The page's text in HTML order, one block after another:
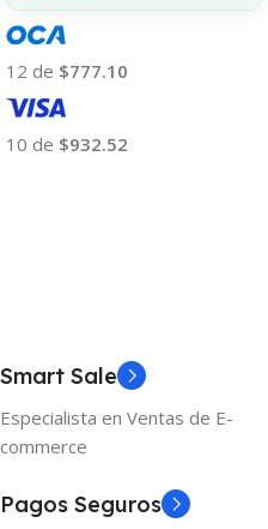
12 de $777.10
10 de $932.52
Smart Sale
Especialista en Ventas de E-
commerce
Pagos Seguros